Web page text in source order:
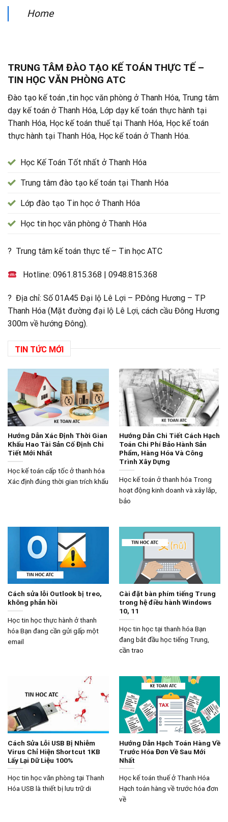
Home
TRUNG TÂM ĐÀO TẠO KẾ TOÁN THỰC TẾ –
TIN HỌC VĂN PHÒNG ATC
Đào tạo kế toán ,tin học văn phòng ở Thanh Hóa, Trung tâm
dạy kế toán ở Thanh Hóa, Lớp dạy kế toán thực hành tại
Thanh Hóa, Học kế toán thuế tại Thanh Hóa, Học kế toán
thực hành tại Thanh Hóa, Học kế toán ở Thanh Hóa.
Học Kế Toán Tốt nhất ở Thanh Hóa
Trung tâm đào tạo kế toán tại Thanh Hóa
Lớp đào tạo Tin học ở Thanh Hóa
Học tin học văn phòng ở Thanh Hóa
? Trung tâm kế toán thực tế – Tin học ATC
Hotline:0961.815.368 |0948.815.368
? Địa chỉ: Số 01A45 Đại lộ Lê Lợi – P.Đông Hương – TP
Thanh Hóa (Mặt đường đại lộ Lê Lợi, cách cầu Đông Hương
300m về hướng Đông).
TIN TỨC MỚI
Hướng Dẫn Xác Định Thời Gian
Khấu Hao Tài Sản Cố Định Chi
Tiết Mới Nhất
Học kế toán cấp tốc ở thanh hóa
Xác định đúng thời gian trích khấu
Hướng Dẫn Chi Tiết Cách Hạch
Toán Chi Phí Bảo Hành Sản
Phẩm, Hàng Hóa Và Công
Trình Xây Dựng
Học kế toán ở thanh hóa Trong
hoạt động kinh doanh và xây lắp,
bảo
Cách sửa lỗi Outlook bị treo,
không phản hồi
Học tin học thực hành ở thanh
hóa Bạn đang cần gửi gấp một
email
Cài đặt bàn phím tiếng Trung
trong hệ điều hành Windows
10, 11
Học tin học tại thanh hóa Bạn
đang bắt đầu học tiếng Trung,
cần trao
Cách Sửa Lỗi USB Bị Nhiễm
Virus Chỉ Hiện Shortcut 1KB
Lấy Lại Dữ Liệu 100%
Học tin học văn phòng tại Thanh
Hóa USB là thiết bị lưu trữ di
Hướng Dẫn Hạch Toán Hàng Về
Trước Hóa Đơn Về Sau Mới
Nhất
Học kế toán thuế ở Thanh Hóa
Hạch toán hàng về trước hóa đơn
về